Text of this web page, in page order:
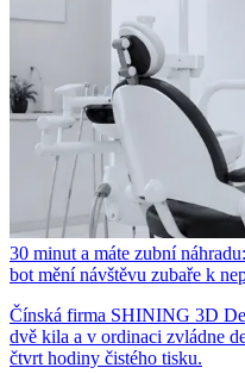
30 minut a máte zubní
bot mění návštěvu zubaře k
Čínská firma SHINING 3D
dvě kila a v ordinaci zvládne
čtvrt hodiny čistého tisku.